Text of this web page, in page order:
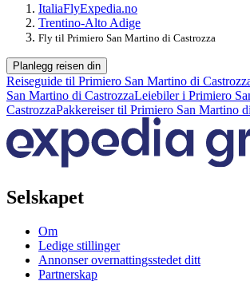
ItaliaFlyExpedia.no
Trentino-Alto Adige
Fly til Primiero San Martino di Castrozza
Planlegg reisen din
Reiseguide til Primiero San Martino di
San Martino di CastrozzaLeiebiler i Primiero
CastrozzaPakkereiser til Primiero San Martino
Selskapet
Om
Ledige stillinger
Annonser overnattingsstedet ditt
Partnerskap